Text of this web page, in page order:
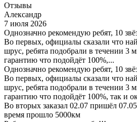
Отзывы
Александр
7 июля 2026
Однозначно рекомендую ребят, 10
Во первых, официалы сказали что
шрус, ребята подобрали в течении 3
гарантию что подойдёт 100%,...
Однозначно рекомендую ребят, 10
Во первых, официалы сказали что
шрус, ребята подобрали в течении 3
гарантию что подойдёт 100%, так и
Во вторых заказал 02.07 пришёл
время прошло 5000км